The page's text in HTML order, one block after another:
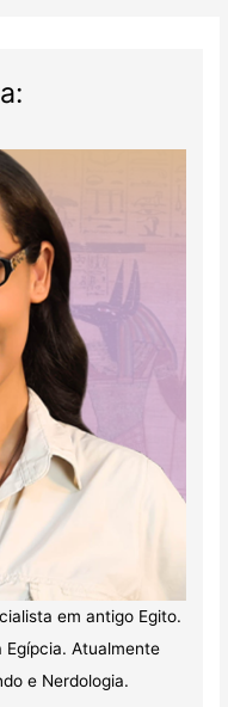
em antigo Egito.
Egípcia. Atualmente
e Nerdologia.